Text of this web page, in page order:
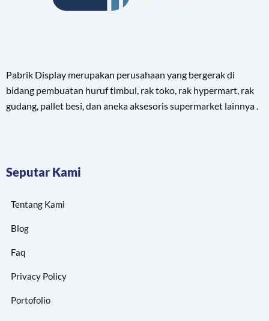
Pabrik Display merupakan perusahaan yang bergerak di
bidang pembuatan huruf timbul, rak toko, rak hypermart, rak
gudang, pallet besi, dan aneka aksesoris supermarket lainnya .
Seputar Kami
Tentang Kami
Blog
Faq
Privacy Policy
Portofolio